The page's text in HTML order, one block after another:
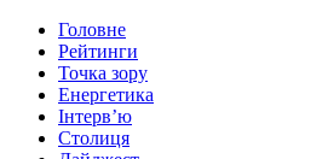
Головне
Рейтинги
Точка зору
Енергетика
Інтерв’ю
Столиця